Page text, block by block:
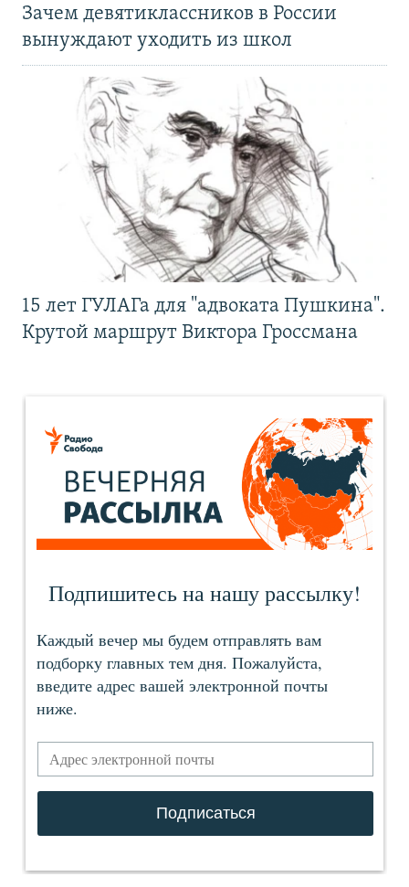
Зачем девятиклассников в России
вынуждают уходить из школ
15 лет ГУЛАГа для "адвоката Пушкина".
Крутой маршрут Виктора Гроссмана